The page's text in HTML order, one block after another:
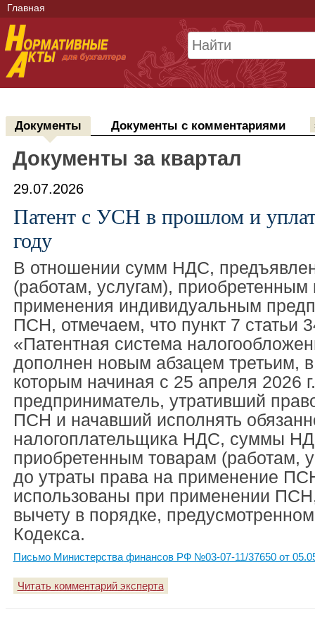
Главная
Документы Документы с комментариями
Документы за квартал
29.07.2026
Патент с УСН в прошлом и
году
В отношении сумм НДС,
(работам, услугам), приобретенным
применения индивидуальным
ПСН, отмечаем, что пункт 7 статьи
«Патентная система
дополнен новым абзацем третьим, в
которым начиная с 25 апреля 2026
предприниматель, утративший
ПСН и начавший исполнять
налогоплательщика НДС, суммы
приобретенным товарам (работам,
до утраты права на применение
использованы при применении
вычету в порядке,
Кодекса.
Письмо Министерства финансов РФ №03-07-11/37650 от
Читать комментарий эксперта